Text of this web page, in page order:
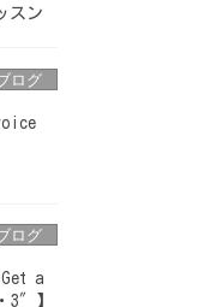
スン
ログ
ログ
a
3″】